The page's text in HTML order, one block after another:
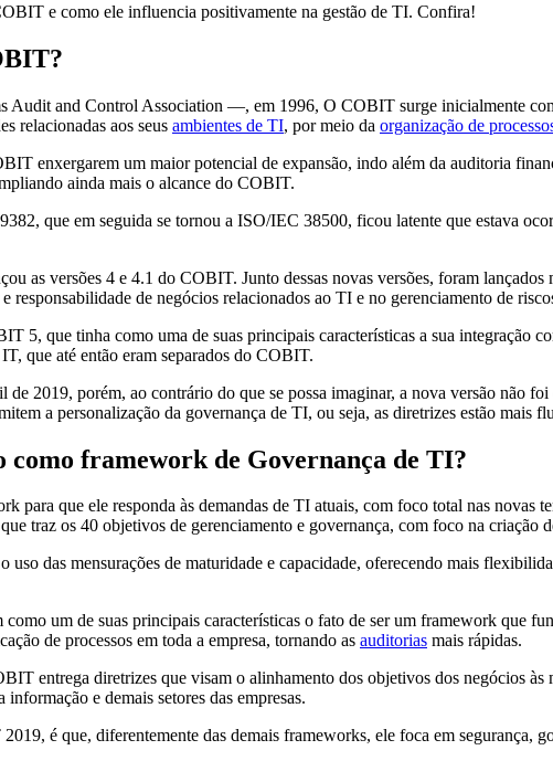
e como ele influencia positivamente na gestão de TI. Confira!
and Control Association —, em 1996, O COBIT surge inicialmente
relacionadas aos seus ambientes de TI, por meio da organização de
enxergarem um maior potencial de expansão, indo além da auditoria
ainda mais o alcance do COBIT.
que em seguida se tornou a ISO/IEC 38500, ficou latente que estava
as versões 4 e 4.1 do COBIT. Junto dessas novas versões, foram
responsabilidade de negócios relacionados ao TI e no gerenciamento de
5, que tinha como uma de suas principais características a sua
que até então eram separados do COBIT.
2019, porém, ao contrário do que se possa imaginar, a nova versão não
a personalização da governança de TI, ou seja, as diretrizes estão mais
framework de Governança de TI?
para que ele responda às demandas de TI atuais, com foco total nas novas
traz os 40 objetivos de gerenciamento e governança, com foco na criação
das mensurações de maturidade e capacidade, oferecendo mais
um de suas principais características o fato de ser um framework que
de processos em toda a empresa, tornando as auditorias mais rápidas.
entrega diretrizes que visam o alinhamento dos objetivos dos negócios
e demais setores das empresas.
é que, diferentemente das demais frameworks, ele foca em segurança,